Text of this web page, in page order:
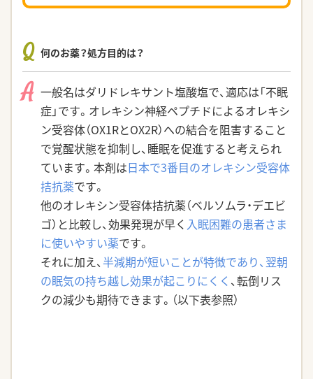
Q 何のお薬？処方目的は？
A 一般名はダリドレキサント塩酸塩で、適応は「不眠
症」です。オレキシン神経ペプチドによるオレキシ
ン受容体（OX1RとOX2R）への結合を阻害すること
で覚醒状態を抑制し、睡眠を促進すると考えられ
ています。本剤は日本で3番目のオレキシン受容体
拮抗薬です。
他のオレキシン受容体拮抗薬（ベルソムラ・デエビ
ゴ）と比較し、効果発現が早く 入眠困難の患者さま
に使いやすい薬です。
それに加え、半減期が短いことが特徴であり、翌朝
の眠気の持ち越し効果が起こりにくく 、転倒リス
クの減少も期待できます。（以下表参照）